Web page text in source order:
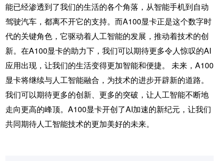
能已经渗透到了我们的生活的各个角落，从智能手机到自动
驾驶汽车，都离不开它的支持。而A100显卡正是这个数字时
代的关键角色，它驱动着人工智能的发展，推动着技术的创
新。在A100显卡的助力下，我们可以期待更多令人惊叹的AI
应用出现，让我们的生活变得更加智能和便捷。 未来，A100
显卡将继续与人工智能融合，为技术的进步开辟新的道路。
我们可以期待更多的创新、更多的突破，让人工智能不断地
走向更高的峰顶。A100显卡开创了AI加速的新纪元，让我们
共同期待人工智能技术的更加美好的未来。